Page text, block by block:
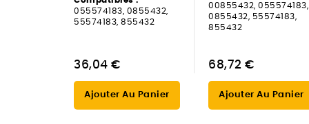
055574183, 0855432,
55574183, 855432
36,04 €
Ajouter Au Panier
00855432, 055574183,
0855432, 55574183,
855432
68,72 €
Ajouter Au Panier